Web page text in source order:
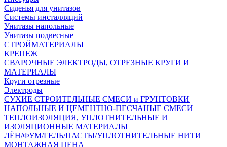
Сиденья для унитазов
Системы инсталляций
Унитазы напольные
Унитазы подвесные
СТРОЙМАТЕРИАЛЫ
КРЕПЕЖ
СВАРОЧНЫЕ ЭЛЕКТРОДЫ, ОТРЕЗНЫЕ КРУГИ И
МАТЕРИАЛЫ
Круги отрезные
Электроды
СУХИЕ СТРОИТЕЛЬНЫЕ СМЕСИ и ГРУНТОВКИ
НАПОЛЬНЫЕ И ЦЕМЕНТНО-ПЕСЧАНЫЕ СМЕСИ
ТЕПЛОИЗОЛЯЦИЯ, УПЛОТНИТЕЛЬНЫЕ И
ИЗОЛЯЦИОННЫЕ МАТЕРИАЛЫ
ЛЁН/ФУМ/ГЕЛЬ/ПАСТЫ/УПЛОТНИТЕЛЬНЫЕ НИТИ
МОНТАЖНАЯ ПЕНА